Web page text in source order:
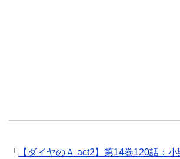
「
【ダイヤのＡ act2】第14巻120話：